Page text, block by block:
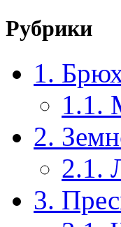
Рубрики
1.
1.1.
2.
2.1.
3.